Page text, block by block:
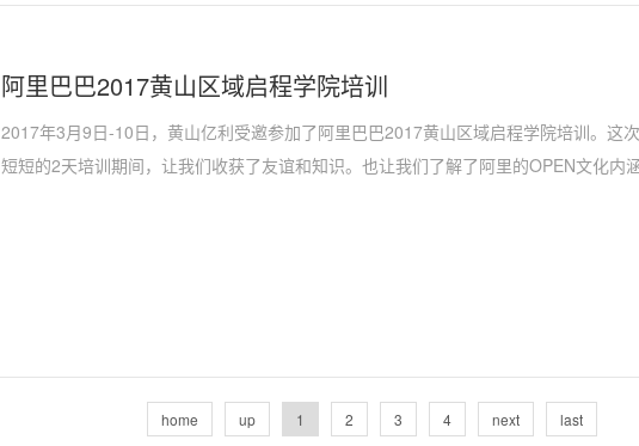
阿里巴巴2017黄山区域启程学院培训
2017年3月9日-10日，黄山亿利受邀参加了阿里巴巴2017黄山区域启程学院培训。这
短短的2天培训期间，让我们收获了友谊和知识。也让我们了解了阿里的OPEN文化内
home up 1 2 3 4 next last